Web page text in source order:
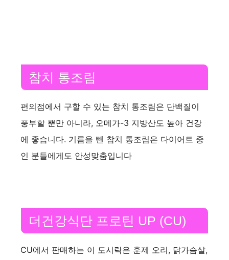
참치 통조림
편의점에서 구할 수 있는 참치 통조림은 단백질이
풍부할 뿐만 아니라, 오메가-3 지방산도 높아 건강
에 좋습니다. 기름을 뺀 참치 통조림은 다이어트 중
인 분들에게도 안성맞춤입니다
더건강식단 프로틴 UP (CU)
CU에서 판매하는 이 도시락은 훈제 오리, 닭가슴살,